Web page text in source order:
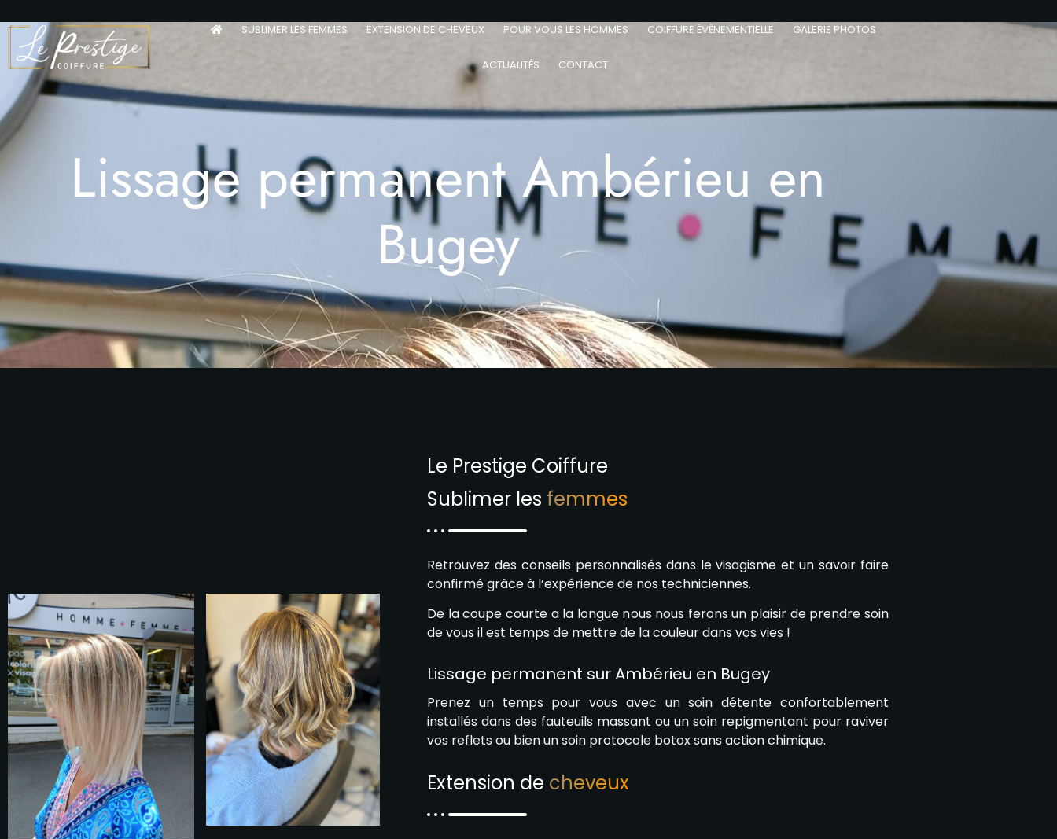
SUBLIMER LES FEMMES EXTENSION DE CHEVEUX POUR VOUS LES HOMMES COIFFURE ÉVÈNEMENTIELLE GALERIE PHOTOS
ACTUALITÉS CONTACT
Lissage permanent Ambérieu en
Bugey
Le Prestige Coiffure
Sublimer les femmes
Retrouvez des conseils personnalisés dans le visagisme et un savoir faire
confirmé grâce à l’expérience de nos techniciennes.
De la coupe courte a la longue nous nous ferons un plaisir de prendre soin
de vous il est temps de mettre de la couleur dans vos vies !
Lissage permanent sur Ambérieu en Bugey
Prenez un temps pour vous avec un soin détente confortablement
installés dans des fauteuils massant ou un soin repigmentant pour raviver
vos reflets ou bien un soin protocole botox sans action chimique.
Extension de cheveux